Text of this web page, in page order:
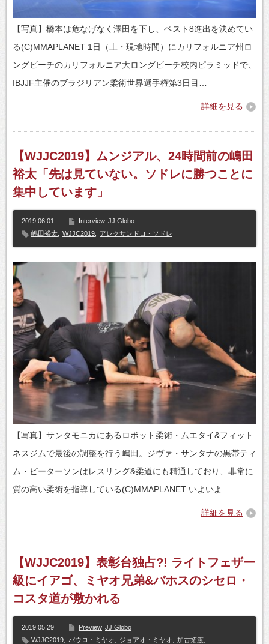
【写真】橋本は危なげなく澤田を下し、ベスト8進出を決めてい
る(C)MMAPLANET 1日（土・現地時間）にカリフォルニア州ロ
ングビーチのカリフォルニア大ロングビーチ校内ピラミッドで、
IBJJF主催のブラジリアン柔術世界選手権第3日目…
詳細を見る
【WJJC2019】ムンジアル、24時間前の嶋田
裕太「先は見ていない。ソドレに勝つことに
集中しています」
2019.06.01 Interview JJ Globo
嶋田裕太
WJJC2019 アレクサンドロ・ソドレ
【写真】サンタモニカにあるロボット柔術・ムエタイ&フィット
ネスジムで最後の調整を行う嶋田。ジヴァ・サンタナの黒帯ティ
ム・ピーターソンはレスリング&柔道にも精通しており、非常に
質の高い柔術を指導している(C)MMAPLANET いよいよ…
詳細を見る
【WJJC2019】表彰台独占?! ライトフェザー
級にイアゴ、ミヤオ兄弟&バホスのシセロ・
コスタ道が敷かれる
2019.05.29 Preview JJ Globo
WJJC2019
パウロ・ミヤオ ジョアオ・ミヤオ 加古拓渡